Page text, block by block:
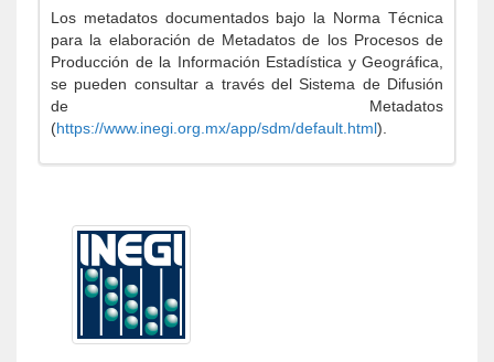
Los metadatos documentados bajo la Norma Técnica
para la elaboración de Metadatos de los Procesos de
Producción de la Información Estadística y Geográfica,
se pueden consultar a través del Sistema de Difusión
de Metadatos
(https://www.inegi.org.mx/app/sdm/default.html).